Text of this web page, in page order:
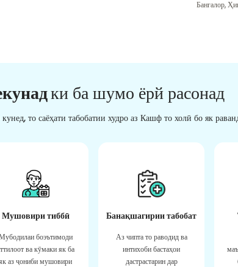
Бангалор,
ки ба шумо ёрй расонад
то саёҳати табобатии худро аз Кашф то холӣ бо як
Мушовири тиббӣ
боэътимоди
ва кӯмаки як ба
аз ҷониби мушовири
Банақшагирии табобат
Аз чипта то раводид ва
интихоби бастаҳои
дастрастарин дар